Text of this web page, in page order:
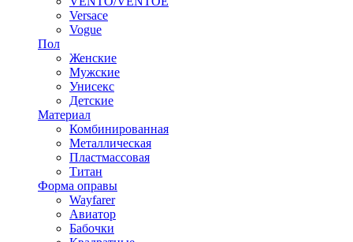
Versace
Vogue
Пол
Женские
Мужские
Унисекс
Детские
Материал
Комбинированная
Металлическая
Пластмассовая
Титан
Форма оправы
Wayfarer
Авиатор
Бабочки